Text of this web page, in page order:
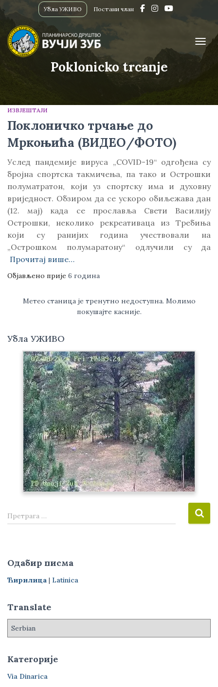
Убла УЖИВО Постани члан
Poklonicko trcanje
ИЗВЈЕШТАЈИ
Поклоничко трчање до
Мркоњића (ВИДЕО/ФОТО)
Услед пандемије вируса „COVID-19“ одгођена су
бројна спортска такмичења, па тако и Острошки
полуматратон, који уз спортску има и духовну
вриједност. Обзиром да се ускоро обиљежава дан
(12. мај) када се прославља Свети Василију
Острошки, неколико рекреативаца из Требиња
који су ранијих година учествовали на
„Острошком полумаратону“ одлучили су да
Прочитај више…
Објављено прије 6 година
Метео станица је тренутно недоступна. Молимо
покушајте касније.
Убла УЖИВО
П
р
а
г
а
:
Претрага …
Одабир писма
Ћирилица | Latinica
Translate
Категорије
Via Dinarica